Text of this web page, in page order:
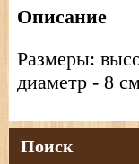
Описание
Размеры:
диаметр - 8
Поиск